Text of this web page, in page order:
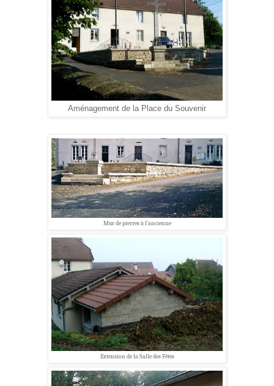
Aménagement de la Place du Souvenir
Mur de pierres à l'ancienne
Extension de la Salle des Fêtes